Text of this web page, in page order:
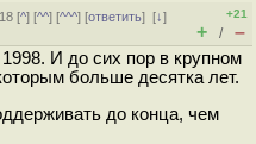
[^] [^^] [^^^] [ответить][↓]
+21
+ / –
И до сих пор в крупном
больше десятка лет.
до конца, чем